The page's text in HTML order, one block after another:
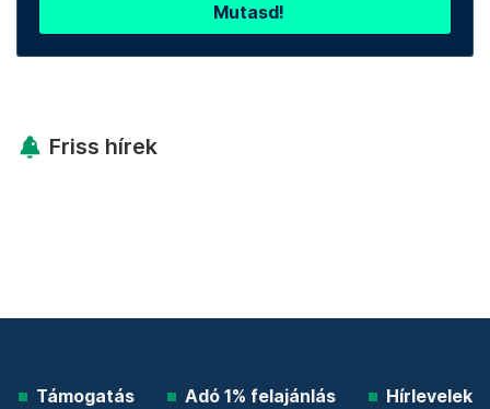
Mutasd!
Friss hírek
Támogatás Adó 1% felajánlás Hírlevelek